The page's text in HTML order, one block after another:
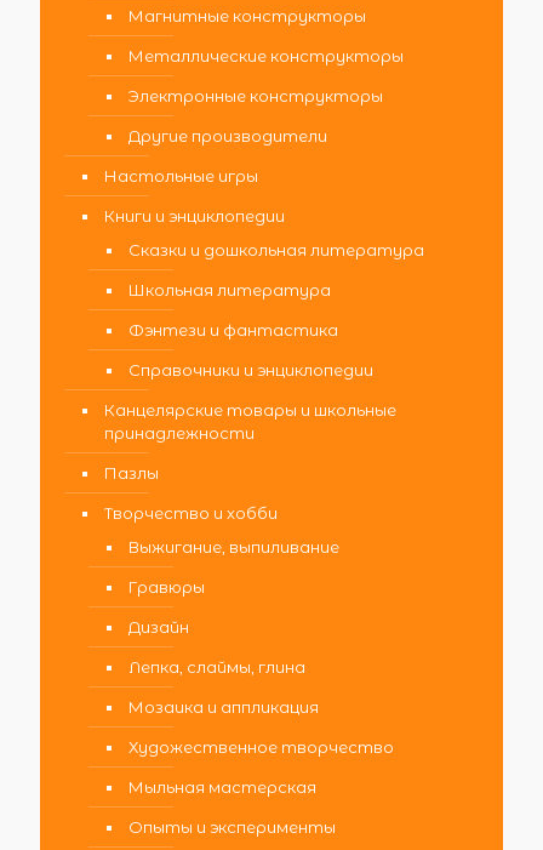
Магнитные конструкторы
Металлические конструкторы
Электронные конструкторы
Другие производители
Настольные игры
Книги и энциклопедии
Сказки и дошкольная литература
Школьная литература
Фэнтези и фантастика
Справочники и энциклопедии
Канцелярские товары и школьные
принадлежности
Пазлы
Творчество и хобби
Выжигание, выпиливание
Гравюры
Дизайн
Лепка, слаймы, глина
Мозаика и аппликация
Художественное творчество
Мыльная мастерская
Опыты и эксперименты